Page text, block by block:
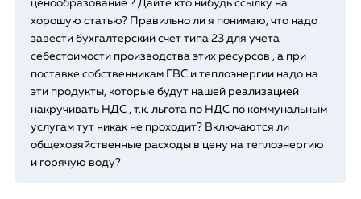
ценообразование ? Дайте кто нибудь ссылку на
хорошую статью? Правильно ли я понимаю, что надо
завести бухгалтерский счет типа 23 для учета
себестоимости производства этих ресурсов , а при
поставке собственникам ГВС и теплоэнергии надо на
эти продукты, которые будут нашей реализацией
накручивать НДС , т.к. льгота по НДС по коммунальным
услугам тут никак не проходит? Включаются ли
общехозяйственные расходы в цену на теплоэнергию
и горячую воду?